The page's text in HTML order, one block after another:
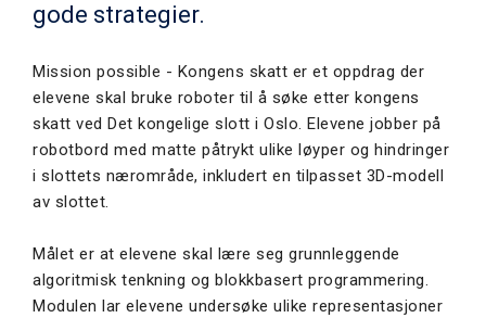
gode strategier.
Mission possible - Kongens skatt er et oppdrag der
elevene skal bruke roboter til å søke etter kongens
skatt ved Det kongelige slott i Oslo. Elevene jobber på
robotbord med matte påtrykt ulike løyper og hindringer
i slottets nærområde, inkludert en tilpasset 3D-modell
av slottet.
Målet er at elevene skal lære seg grunnleggende
algoritmisk tenkning og blokkbasert programmering.
Modulen lar elevene undersøke ulike representasjoner